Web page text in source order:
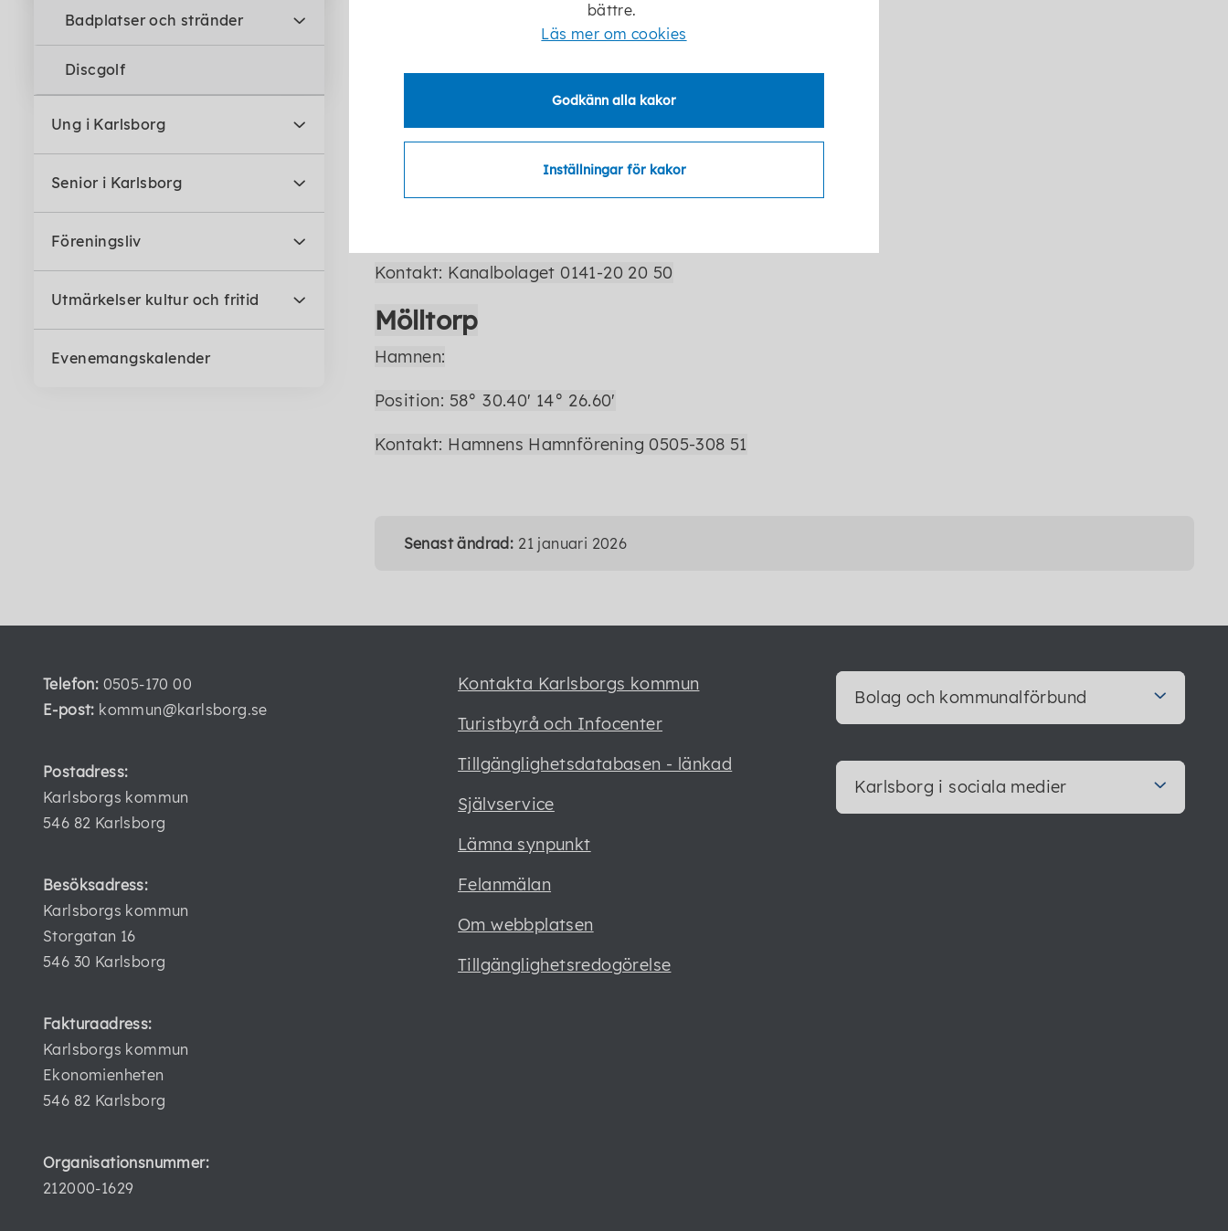
Badplatser och stränder
Discgolf
Ung i Karlsborg
Senior i Karlsborg
Föreningsliv
Utmärkelser kultur och fritid
Evenemangskalender
Position: 58° 32.48' 14° 30.37'
Webb:www.seglarna.se
Kontakt: Kanalbolaget 0141-20 20 50
Mölltorp
Hamnen:
Position: 58° 30.40' 14° 26.60'
Kontakt: Hamnens Hamnförening 0505-308 51
Senast ändrad: 21 januari 2026
Telefon: 0505-170 00
E-post: kommun@karlsborg.se
Postadress:
Karlsborgs kommun
546 82 Karlsborg
Besöksadress:
Karlsborgs kommun
Storgatan 16
546 30 Karlsborg
Fakturaadress:
Karlsborgs kommun
Ekonomienheten
546 82 Karlsborg
Organisationsnummer:
212000-1629
Kontakta Karlsborgs kommun
Turistbyrå och Infocenter
Tillgänglighetsdatabasen - länkad
Självservice
Lämna synpunkt
Felanmälan
Om webbplatsen
Tillgänglighetsredogörelse
Bolag och kommunalförbund
Karlsborg i sociala medier
bättre.
Läs mer om cookies
Godkänn alla kakor
Inställningar för kakor